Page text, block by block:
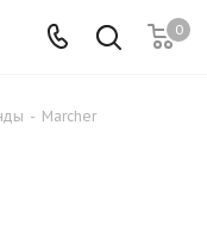
0
- Marcher